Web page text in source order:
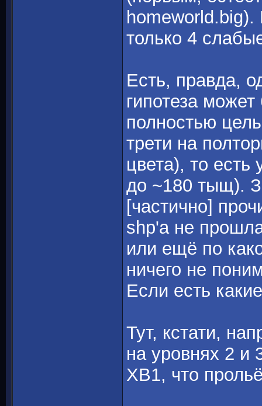
homeworld.big).
только 4
Есть, правда,
гипотеза
полностью
трети на
цвета), то есть
до ~180 тыщ).
[частично]
shp'а не
или ещё по
ничего не
Если есть
Тут, кстати,
на уровнях 2 и
ХВ1, что